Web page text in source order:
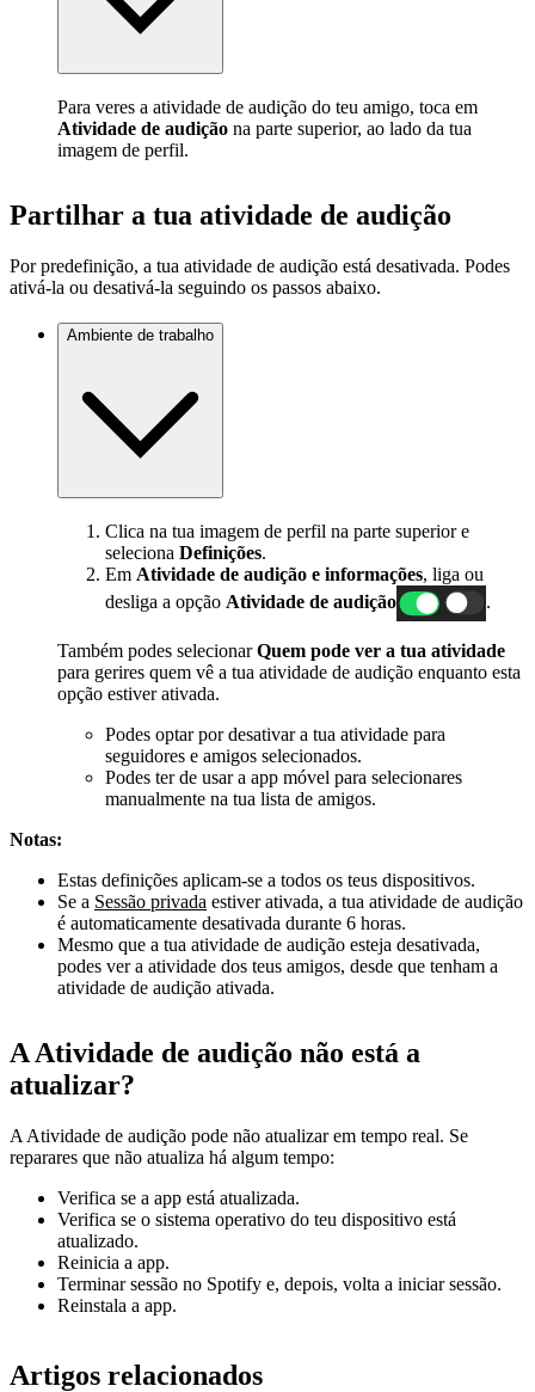
Para veres a atividade de audição do teu amigo, toca em
Atividade de audição na parte superior, ao lado da tua
imagem de perfil.
Partilhar a tua atividade de audição
Por predefinição, a tua atividade de audição está desativada. Podes
ativá-la ou desativá-la seguindo os passos abaixo.
Ambiente de trabalho
Clica na tua imagem de perfil na parte superior e
seleciona Definições.
Em Atividade de audição e informações, liga ou
desliga a opção Atividade de audição .
Também podes selecionarQuem pode ver a tua atividade
para gerires quem vê a tua atividade de audição enquanto esta
opção estiver ativada.
Podes optar por desativar a tua atividade para
seguidores e amigos selecionados.
Podes ter de usar a app móvel para selecionares
manualmente na tua lista de amigos.
Notas:
Estas definições aplicam-se a todos os teus dispositivos.
Se a Sessão privada estiver ativada, a tua atividade de audição
é automaticamente desativada durante 6 horas.
Mesmo que a tua atividade de audição esteja desativada,
podes ver a atividade dos teus amigos, desde que tenham a
atividade de audição ativada.
A Atividade de audição não está a
atualizar?
A Atividade de audição pode não atualizar em tempo real. Se
reparares que não atualiza há algum tempo:
Verifica se a app está atualizada.
Verifica se o sistema operativo do teu dispositivo está
atualizado.
Reinicia a app.
Terminar sessão no Spotify e, depois, volta a iniciar sessão.
Reinstala a app.
Artigos relacionados